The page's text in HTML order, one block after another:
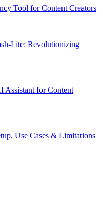
Tool for Content Creators
Lite: Revolutionizing
Assistant for Content
Use Cases & Limitations